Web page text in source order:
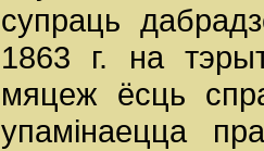
супраць
1863 г. на
мяцеж ёсць
упамінаецца